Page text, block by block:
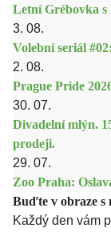
Letní Grébovka
3. 08.
Volební seriál
2. 08.
Prague Pride
30. 07.
Divadelní mlýn.
prodeji.
29. 07.
Zoo Praha:
Buďte v obraze s
Každý den vám